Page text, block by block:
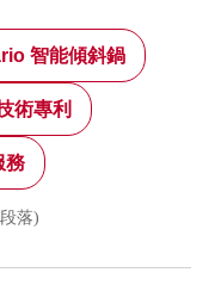
智能傾斜鍋
術專利
務
落)